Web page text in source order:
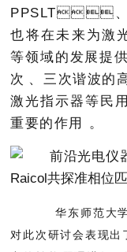
PPSLT、
也将在未来为激光
等领域的发展提供
次、三次谐波的
激光指示器等民
重要的作用。
华东师范大学
对此次研讨会表现出